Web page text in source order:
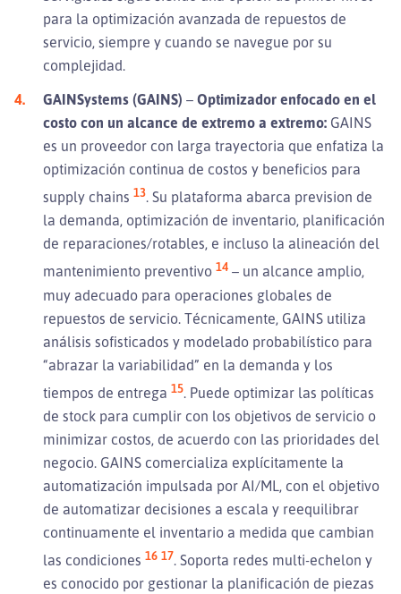
para la optimización avanzada de repuestos de
servicio, siempre y cuando se navegue por su
complejidad.
GAINSystems (GAINS) – Optimizador enfocado en el
costo con un alcance de extremo a extremo: GAINS
es un proveedor con larga trayectoria que enfatiza la
optimización continua de costos y beneficios para
supply chains 13. Su plataforma abarca prevision de
la demanda, optimización de inventario, planificación
de reparaciones/rotables, e incluso la alineación del
mantenimiento preventivo 14 – un alcance amplio,
muy adecuado para operaciones globales de
repuestos de servicio. Técnicamente, GAINS utiliza
análisis sofisticados y modelado probabilístico para
“abrazar la variabilidad” en la demanda y los
tiempos de entrega 15. Puede optimizar las políticas
de stock para cumplir con los objetivos de servicio o
minimizar costos, de acuerdo con las prioridades del
negocio. GAINS comercializa explícitamente la
automatización impulsada por AI/ML, con el objetivo
de automatizar decisiones a escala y reequilibrar
continuamente el inventario a medida que cambian
las condiciones 16 17. Soporta redes multi-echelon y
es conocido por gestionar la planificación de piezas